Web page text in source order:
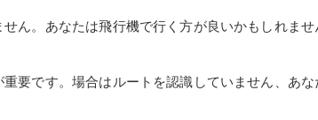
ん。あなたは飛行機で行く方が良いかもしれませ
要です。場合はルートを認識していません、あな